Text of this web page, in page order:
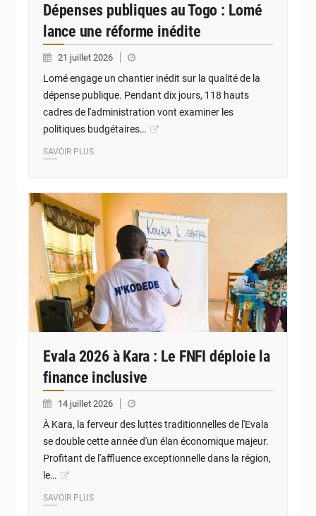
Dépenses publiques au Togo : Lomé
lance une réforme inédite
21 juillet 2026
Lomé engage un chantier inédit sur la qualité de la
dépense publique. Pendant dix jours, 118 hauts
cadres de l'administration vont examiner les
politiques budgétaires…
SAVOIR PLUS
Evala 2026 à Kara : Le FNFI déploie la
finance inclusive
14 juillet 2026
À Kara, la ferveur des luttes traditionnelles de l'Evala
se double cette année d'un élan économique majeur.
Profitant de l'affluence exceptionnelle dans la région,
le…
SAVOIR PLUS